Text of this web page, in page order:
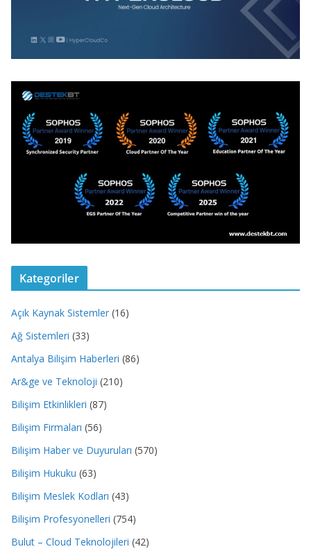
Kategoriler
Açık Kaynak Sistemler (16)
Ağ Sistemleri (33)
Antalya Bilişim Haberleri (86)
Ar&ge ve Teknoloji (210)
Bilişim Etkinlikleri (87)
Bilişim Firmaları (56)
Bilişim Haber ve Duyuruları (570)
Bilişim Hukuku (63)
Bilişim Meslek Kodları (43)
Bilişim Profesyonelleri (754)
Bulut – Cloud Teknolojileri (42)